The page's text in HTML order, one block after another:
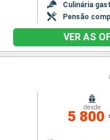
Culinária
Pensão
VER AS
desde
5 800